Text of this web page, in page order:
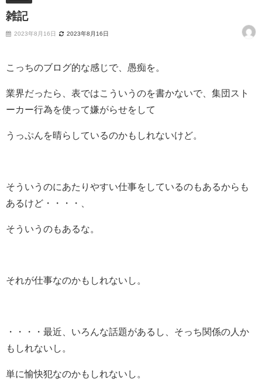
雑記
2023年8月16日 2023年8月16日
こっちのブログ的な感じで、愚痴を。
業界だったら、表ではこういうのを書かないで、集団スト
ーカー行為を使って嫌がらせをして
うっぷんを晴らしているのかもしれないけど。
そういうのにあたりやすい仕事をしているのもあるからも
あるけど・・・・、
そういうのもあるな。
それが仕事なのかもしれないし。
・・・・最近、いろんな話題があるし、そっち関係の人か
もしれないし。
単に愉快犯なのかもしれないし。